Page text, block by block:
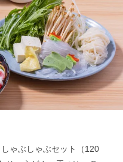
ゃぶしゃぶセット（120